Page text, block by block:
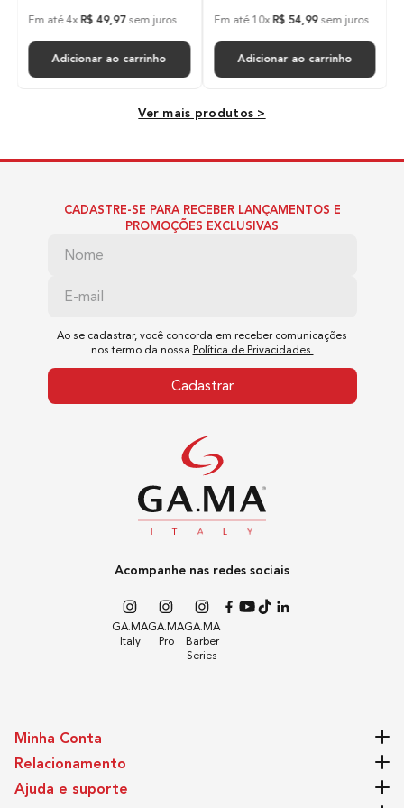
Regulador
Regulador de Temperatura
Indicador de Temperatura
Sim
Emissão de Íon
2,5A - 250V~ - Plug Hexagonal - Pino Redondo de
Temperatura Mínima
Temperatura Máxima
45 segundos
Em até4xR$ 49,97sem juros
Adicionar ao carrinho
Em até 10x R$ 54 99sem juros
Adicionar ao carrinho
Ver mais produtos >
CADASTRE-SE PARA RECEBER LANÇAMENTOS E
PROMOÇÕES EXCLUSIVAS
Ao se cadastrar, você concorda em receber comunicações
nos termo da nossa Política de Privacidades.
Cadastrar
Acompanhe nas redes sociais
GA.MA
Italy
GA.MA
Pro
GA.MA
Barber
Series
Minha Conta
Relacionamento
Ajuda e suporte